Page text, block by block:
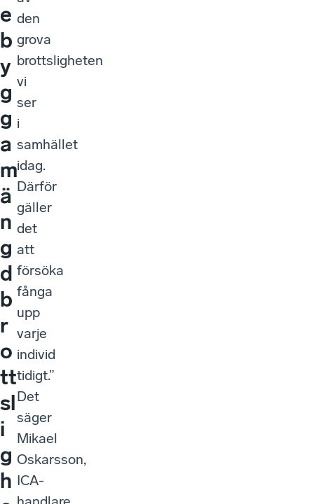
e
b
y
g
g
a
m
ä
n
g
d
b
r
o
tt
sl
i
g
h
den
grova
brottsligheten
vi
ser
i
samhället
idag.
Därför
gäller
det
att
försöka
fånga
upp
varje
individ
tidigt.”
Det
säger
Mikael
Oskarsson,
ICA-